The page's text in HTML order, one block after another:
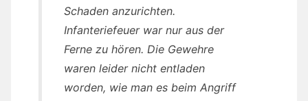
Schaden anzurichten.
Infanteriefeuer war nur aus der
Ferne zu hören. Die Gewehre
waren leider nicht entladen
worden, wie man es beim Angriff